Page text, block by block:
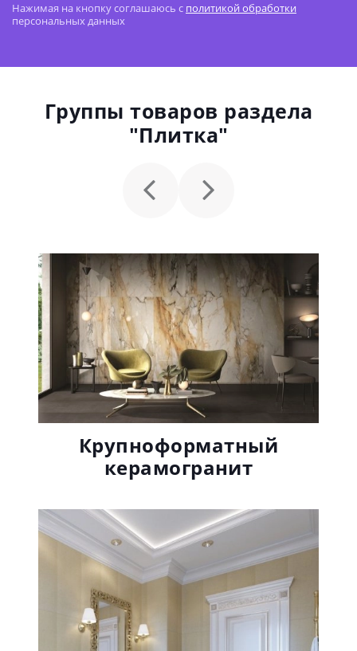
Нажимая на кнопку соглашаюсь с политикой обработки
персональных данных
Группы товаров раздела
"Плитка"
Крупноформатный
керамогранит